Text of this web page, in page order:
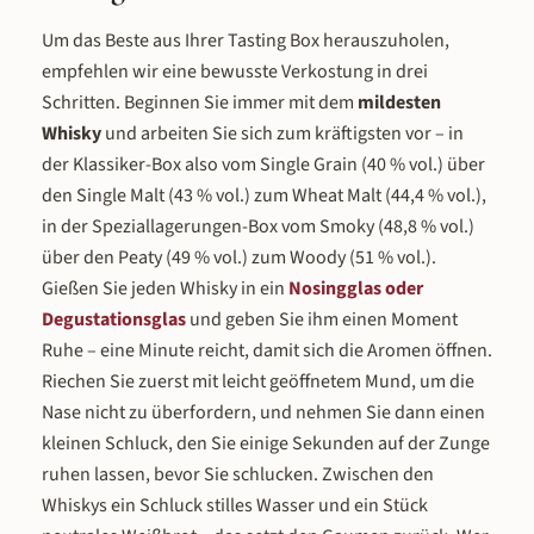
Trinkgenuss abgerundet. Mit 32 % vol.
ist er vollmundig und reichhaltig, dabei
aber angenehm mild – 2017 mit dem
„Selection Gold" Award ausgezeichnet.
So schmeckt der Whisky Liqueur Schon
in der Nase ist der Likör-Charakter
unverkennbar: cremige Vanille und
warmes Karamell, getragen von einem
dezenten Whisky-Fundament, das dem
Ganzen Tiefe verleiht. Am Gaumen
entfaltet sich ein sanftes, samtiges
Geschmacksprofil: Die natürliche Vanille
steht im Vordergrund – warm, süß und
einladend. Darunter schimmert die
malzige Whisky-Basis durch, die dem
Liqueur eine Erwachsenheit gibt, die ihn
von gewöhnlichen Vanille-Likören
unterscheidet. Der Abgang ist weich und
angenehm süß, mit einer wärmenden
40 % vol. ist er besonders sanft
eignet sich ideal als Einstieg in
Schlitzer Whisky-Welt – aber
erfahrene Genießer schätzen
ausgewogene Milde. 2016 wurde
dem „Germany's Silver Whisky
auf der Fachmesse Interwhisky
Frankfurt ausgezeichnet. Was
einen Grain Whisky besonders?
Single Grain Whisky unterscheidet
vom Single Malt durch die
ausschließlich aus gemälzter
hergestellt wird, kombiniert der
Gerstenmalz mit Rohweizen. Der
sorgt für eine zusätzliche
Zugänglichkeit, die den Grain
runder macht als einen
Die Destillation erfolgt auf
Um das Beste aus Ihrer Tasting Box herauszuholen,
empfehlen wir eine bewusste Verkostung in drei
Schritten. Beginnen Sie immer mit dem mildesten
Whiskyund arbeiten Sie sich zum kräftigsten vor – in
der Klassiker-Box also vom Single Grain (40 % vol.) über
den Single Malt (43 % vol.) zum Wheat Malt (44,4 % vol.),
in der Speziallagerungen-Box vom Smoky (48,8 % vol.)
über den Peaty (49 % vol.) zum Woody (51 % vol.).
Gießen Sie jeden Whisky in ein Nosingglas oder
Degustationsglasund geben Sie ihm einen Moment
Ruhe – eine Minute reicht, damit sich die Aromen öffnen.
Riechen Sie zuerst mit leicht geöffnetem Mund, um die
Nase nicht zu überfordern, und nehmen Sie dann einen
kleinen Schluck, den Sie einige Sekunden auf der Zunge
ruhen lassen, bevor Sie schlucken. Zwischen den
Whiskys ein Schluck stilles Wasser und ein Stück